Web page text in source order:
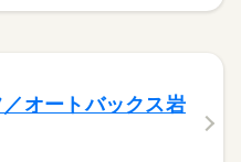
オートバックス岩